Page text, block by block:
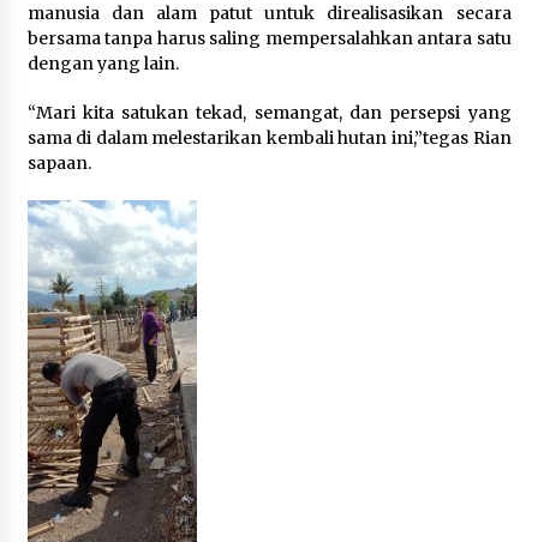
manusia dan alam patut untuk direalisasikan secara
bersama tanpa harus saling mempersalahkan antara satu
dengan yang lain.
“Mari kita satukan tekad, semangat, dan persepsi yang
sama di dalam melestarikan kembali hutan ini,”tegas Rian
sapaan.